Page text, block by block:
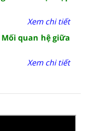
Xem chi tiết
quan hệ giữa
Xem chi tiết